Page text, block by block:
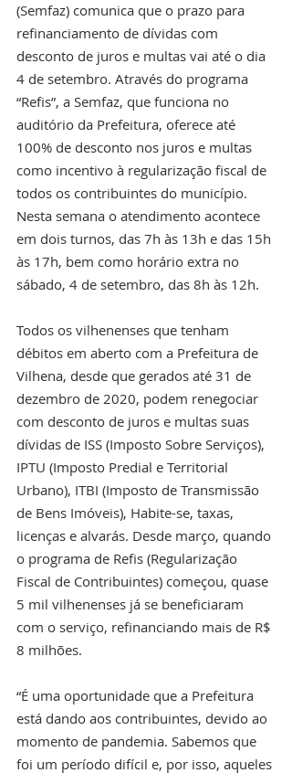
(Semfaz) comunica que o prazo para
refinanciamento de dívidas com
desconto de juros e multas vai até o dia
4 de setembro. Através do programa
“Refis”, a Semfaz, que funciona no
auditório da Prefeitura, oferece até
100% de desconto nos juros e multas
como incentivo à regularização fiscal de
todos os contribuintes do município.
Nesta semana o atendimento acontece
em dois turnos, das 7h às 13h e das 15h
às 17h, bem como horário extra no
sábado, 4 de setembro, das 8h às 12h.
Todos os vilhenenses que tenham
débitos em aberto com a Prefeitura de
Vilhena, desde que gerados até 31 de
dezembro de 2020, podem renegociar
com desconto de juros e multas suas
dívidas de ISS (Imposto Sobre Serviços),
IPTU (Imposto Predial e Territorial
Urbano), ITBI (Imposto de Transmissão
de Bens Imóveis), Habite-se, taxas,
licenças e alvarás. Desde março, quando
o programa de Refis (Regularização
Fiscal de Contribuintes) começou, quase
5 mil vilhenenses já se beneficiaram
com o serviço, refinanciando mais de R$
8 milhões.
“É uma oportunidade que a Prefeitura
está dando aos contribuintes, devido ao
momento de pandemia. Sabemos que
foi um período difícil e, por isso, aqueles